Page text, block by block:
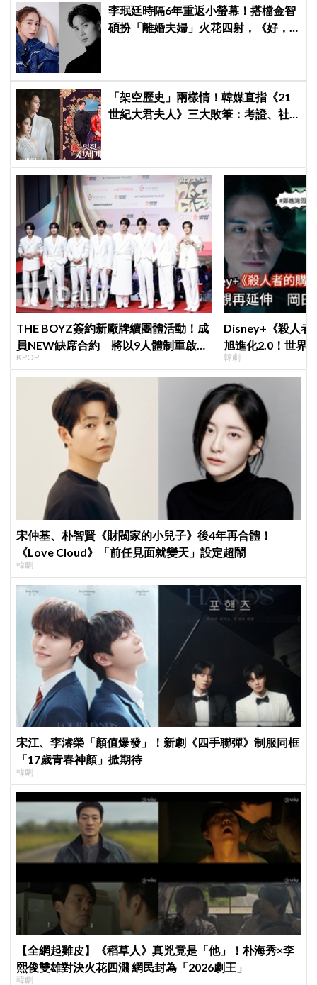
李珉廷時隔6年重返小螢幕！搭檔金智
碩扮「離婚夫婦」火花四射，《好，
「架空歷史」兩樣情！韓媒直指《21
世紀大君夫人》三大敗筆：考證、社
THE BOYZ簽約新廠牌續團體活動！成
員NEW缺席合約 將以9人體制重啟新
篇章
KPOP
Disney+《殺人者
旭進化2.0！世界
登場竟殺了「他」
韓劇
宋仲基、朴智賢《財閥家的小兒子》後4年再合體！
《Love Cloud》「前任見面就變天」設定超鬧
韓劇
宋江、李濬榮「顏值爆發」！新劇《四手聯彈》制服同框
「17歲青春神顏」掀期待
韓劇
【全網起雞皮】《稻草人》真兇竟是「他」！朴海秀×李
熙俊雙雄對決火花四濺 網民封為「2026劇王」
韓劇